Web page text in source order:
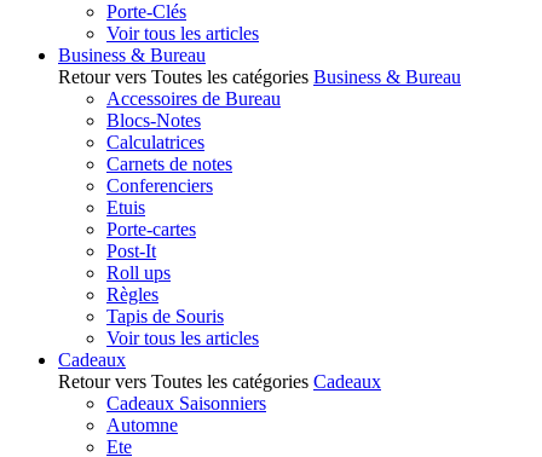
Porte-Clés
Voir tous les articles
Business & Bureau
Retour vers Toutes les catégories Business & Bureau
Accessoires de Bureau
Blocs-Notes
Calculatrices
Carnets de notes
Conferenciers
Etuis
Porte-cartes
Post-It
Roll ups
Règles
Tapis de Souris
Voir tous les articles
Cadeaux
Retour vers Toutes les catégories Cadeaux
Cadeaux Saisonniers
Automne
Ete